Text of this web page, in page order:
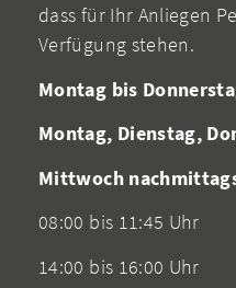
dass für Ihr Anliegen
Verfügung stehen.
Montag bis
Montag, Dienstag,
Mittwoch
08:00 bis 11:45 Uhr
14:00 bis 16:00 Uhr